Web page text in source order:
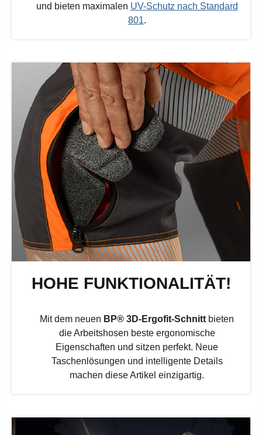
und bieten maximalen UV-Schutz nach Standard
801.
HOHE FUNKTIONALITÄT!
Mit dem neuen BP® 3D-Ergofit-Schnitt bieten
die Arbeitshosen beste ergonomische
Eigenschaften und sitzen perfekt. Neue
Taschenlösungen und intelligente Details
machen diese Artikel einzigartig.